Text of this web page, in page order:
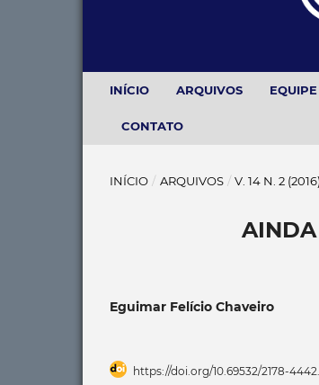
INÍCIO ARQUIVOS
CONTATO
INÍCIO / ARQUIVOS / V. 14 N. 2
Eguimar Felício Chaveiro
https://doi.org/10.69532/2178-